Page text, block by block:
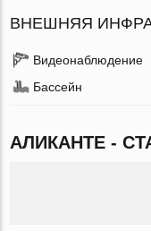
ВНЕШНЯЯ
Видеонаблюдение
Бассейн
АЛИКАНТЕ -